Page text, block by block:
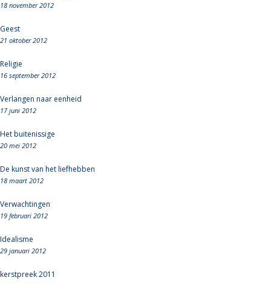
18 november 2012
Geest
21 oktober 2012
Religie
16 september 2012
Verlangen naar eenheid
17 juni 2012
Het buitenissige
20 mei 2012
De kunst van het liefhebben
18 maart 2012
Verwachtingen
19 februari 2012
Idealisme
29 januari 2012
kerstpreek 2011